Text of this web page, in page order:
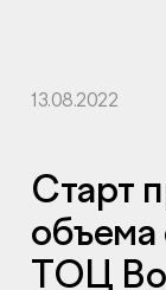
13.08.2022
Старт
объема
ТОЦ